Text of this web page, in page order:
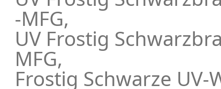
-MFG,
UV Frostig
MFG,
Frostig Schwarze